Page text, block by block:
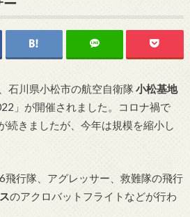
石川県小松市の航空自衛隊小松基地
」が開催されました。コロナ禍で
続きましたが、今年は規模を縮小し
行隊、アグレッサー、救難隊の飛行
のアクロバットフライトなどが行わ